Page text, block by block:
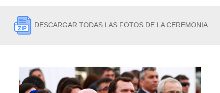
DESCARGAR TODAS LAS FOTOS DE LA CEREMONIA